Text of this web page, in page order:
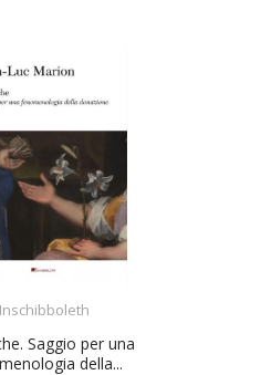
Inschibboleth
Saggio per una
della...